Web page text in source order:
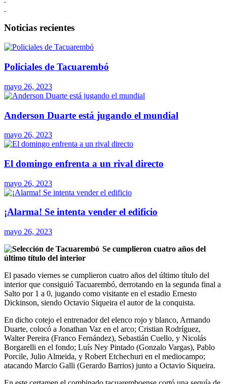
Noticias recientes
Policiales de Tacuarembó
mayo 26, 2023
Anderson Duarte está jugando el mundial
mayo 26, 2023
El domingo enfrenta a un rival directo
mayo 26, 2023
¡Alarma! Se intenta vender el edificio
mayo 26, 2023
Se cumplieron cuatro años del
último título del interior
El pasado viernes se cumplieron cuatro años del último título del
interior que consiguió Tacuarembó, derrotando en la segunda final a
Salto por 1 a 0, jugando como visitante en el estadio Ernesto
Dickinson, siendo Octavio Siqueira el autor de la conquista.
En dicho cotejo el entrenador del elenco rojo y blanco, Armando
Duarte, colocó a Jonathan Vaz en el arco; Cristian Rodríguez,
Walter Pereira (Franco Fernández), Sebastián Cuello, y Nicolás
Borgarelli en el fondo; Luís Ney Pintado (Gonzalo Vargas), Pablo
Porcile, Julio Almeida, y Robert Etchechuri en el mediocampo;
atacando Marcio Galli (Gerardo Barrios) junto a Octavio Siqueira.